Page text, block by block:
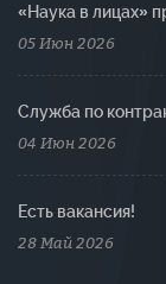
«Наука в лицах»
05 Июн 2026
Cлужба по
04 Июн 2026
Есть вакансия!
28 Май 2026